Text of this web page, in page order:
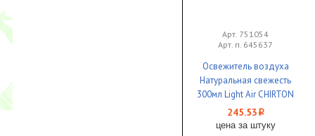
Арт. 751054
Арт. п. 645637
Освежитель воздуха
Натуральная свежесть
300мл Light Air CHIRTON
сухое распыление 1/12
245.53 i
цена за штуку